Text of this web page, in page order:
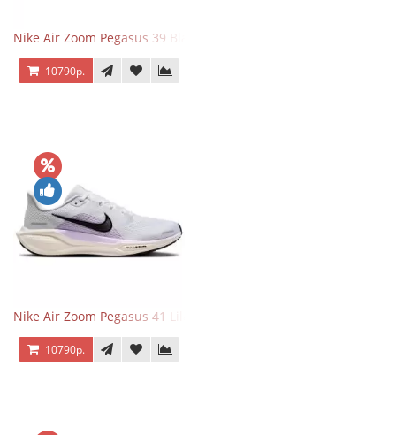
Nike Air Zoom Pegasus 39 Black White Orange
10790р.
Nike Air Zoom Pegasus 41 Lilac Bloom
10790р.